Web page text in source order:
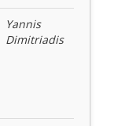
Yannis
Dimitriadis